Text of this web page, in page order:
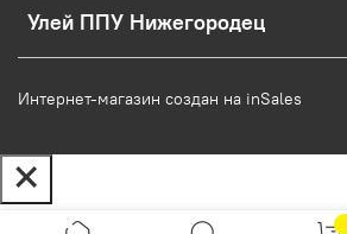
Улей ППУ Нижегородец
Интернет-магазин создан на inSales
Заказ в один клик